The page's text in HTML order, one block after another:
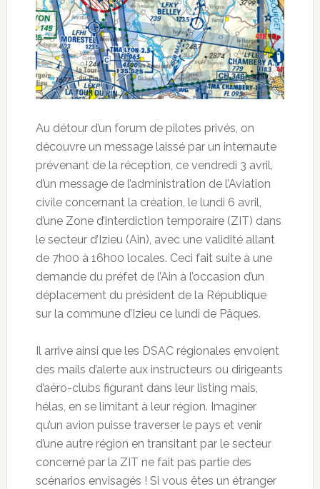
Au détour d’un forum de pilotes privés, on
découvre un message laissé par un internaute
prévenant de la réception, ce vendredi 3 avril,
d’un message de l’administration de l’Aviation
civile concernant la création, le lundi 6 avril,
d’une Zone d’interdiction temporaire (ZIT) dans
le secteur d’Izieu (Ain), avec une validité allant
de 7h00 à 16h00 locales. Ceci fait suite à une
demande du préfet de l’Ain à l’occasion d’un
déplacement du président de la République
sur la commune d’Izieu ce lundi de Pâques.
Il arrive ainsi que les DSAC régionales envoient
des mails d’alerte aux instructeurs ou dirigeants
d’aéro-clubs figurant dans leur listing mais,
hélas, en se limitant à leur région. Imaginer
qu’un avion puisse traverser le pays et venir
d’une autre région en transitant par le secteur
concerné par la ZIT ne fait pas partie des
scénarios envisagés ! Si vous êtes un étranger